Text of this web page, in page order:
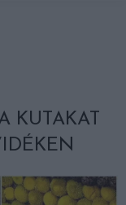
KUTAKAT